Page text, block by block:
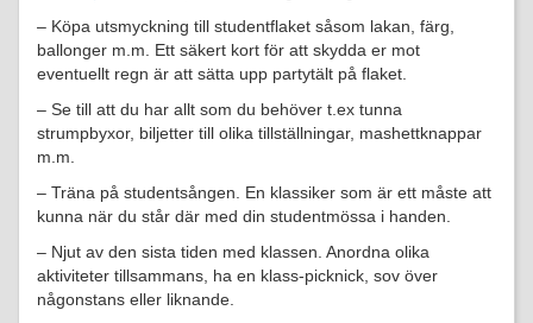
– Köpa utsmyckning till studentflaket såsom lakan, färg,
ballonger m.m. Ett säkert kort för att skydda er mot
eventuellt regn är att sätta upp partytält på flaket.
– Se till att du har allt som du behöver t.ex tunna
strumpbyxor, biljetter till olika tillställningar, mashettknappar
m.m.
– Träna på studentsången. En klassiker som är ett måste att
kunna när du står där med din studentmössa i handen.
– Njut av den sista tiden med klassen. Anordna olika
aktiviteter tillsammans, ha en klass-picknick, sov över
någonstans eller liknande.